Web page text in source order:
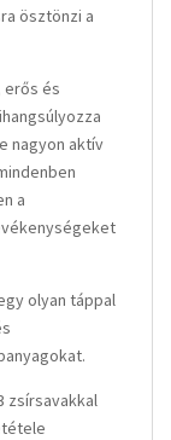
ösztönzi a
és
nagyon aktív
a
olyan táppal
zsírsavakkal